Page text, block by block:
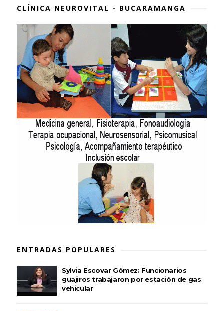
CLÍNICA NEUROVITAL - BUCARAMANGA
ENTRADAS POPULARES
Sylvia Escovar Gómez: Funcionarios
guajiros trabajaron por estación de gas
vehicular